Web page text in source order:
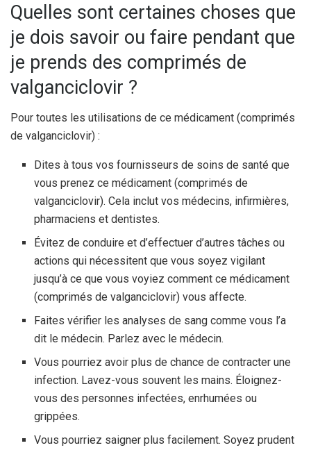
Quelles sont certaines choses que
je dois savoir ou faire pendant que
je prends des comprimés de
valganciclovir ?
Pour toutes les utilisations de ce médicament (comprimés
de valganciclovir) :
Dites à tous vos fournisseurs de soins de santé que
vous prenez ce médicament (comprimés de
valganciclovir). Cela inclut vos médecins, infirmières,
pharmaciens et dentistes.
Évitez de conduire et d’effectuer d’autres tâches ou
actions qui nécessitent que vous soyez vigilant
jusqu’à ce que vous voyiez comment ce médicament
(comprimés de valganciclovir) vous affecte.
Faites vérifier les analyses de sang comme vous l’a
dit le médecin. Parlez avec le médecin.
Vous pourriez avoir plus de chance de contracter une
infection. Lavez-vous souvent les mains. Éloignez-
vous des personnes infectées, enrhumées ou
grippées.
Vous pourriez saigner plus facilement. Soyez prudent